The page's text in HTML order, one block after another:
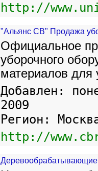
http://
"Альянс СВ" Продажа
Официальное
уборочного
материалов для
Добавлен:
2009
Регион:
http://
Деревообрабатывающие